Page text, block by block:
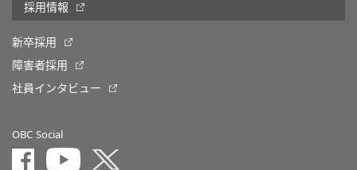
採用情報
新卒採用
障害者採用
社員インタビュー
OBC Social